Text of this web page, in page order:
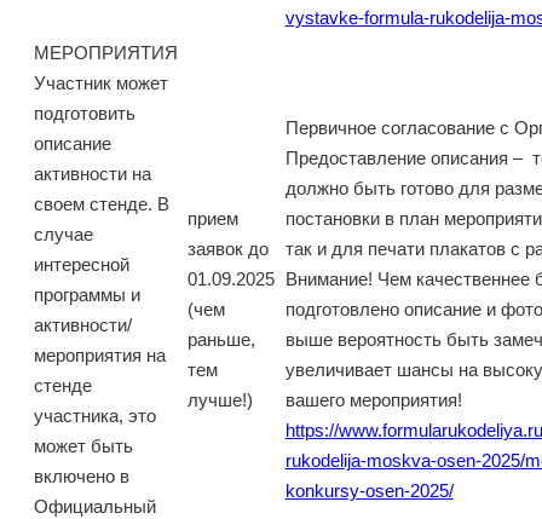
vystavke-formula-rukodelija-
МЕРОПРИЯТИЯ
Участник может
подготовить
описание
активности на
своем стенде. В
случае
интересной
программы и
активности/
мероприятия на
стенде
участника, это
может быть
включено в
Официальный
прием
заявок до
01.09.2025
(чем
раньше,
тем
лучше!)
Первичное согласование с
Предоставление описания –
должно быть готово для
постановки в план
так и для печати плакатов с
Внимание! Чем качественнее
подготовлено описание и
выше вероятность быть
увеличивает шансы на
вашего мероприятия!
https://
rukodelija-moskva-osen-2025/
konkursy-osen-2025/